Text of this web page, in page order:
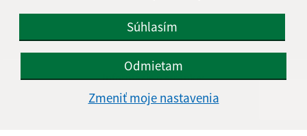
Súhlasím
Odmietam
Zmeniť moje nastavenia
Informácie o stránke:
Vyhlásenie o prístupnosti